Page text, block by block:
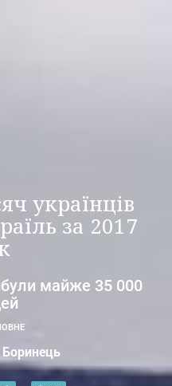
українців
за 2017
майже 35 000